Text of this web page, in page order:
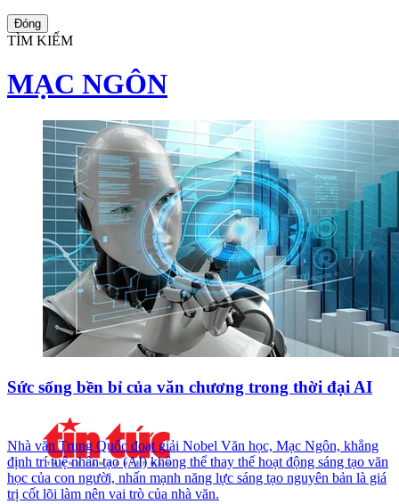
Đóng
TÌM KIẾM
MẠC NGÔN
Sức sống bền bỉ của văn chương trong thời đại AI
Nhà văn Trung Quốc đoạt giải Nobel Văn học, Mạc Ngôn, khẳng
định trí tuệ nhân tạo (AI) không thể thay thế hoạt động sáng tạo văn
học của con người, nhấn mạnh năng lực sáng tạo nguyên bản là giá
trị cốt lõi làm nên vai trò của nhà văn.